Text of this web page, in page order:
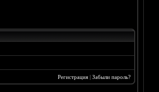
Регистрация| Забыли пароль?